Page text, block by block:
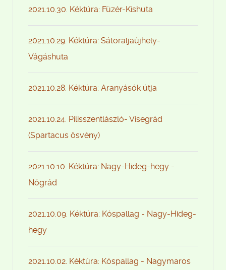
2021.10.30. Kéktúra: Füzér-Kishuta
2021.10.29. Kéktúra: Sátoraljaújhely-
Vágáshuta
2021.10.28. Kéktúra: Aranyásók útja
2021.10.24. Pilisszentlászló- Visegrád
(Spartacus ösvény)
2021.10.10. Kéktúra: Nagy-Hideg-hegy -
Nógrád
2021.10.09. Kéktúra: Kóspallag - Nagy-Hideg-
hegy
2021.10.02. Kéktúra: Kóspallag - Nagymaros